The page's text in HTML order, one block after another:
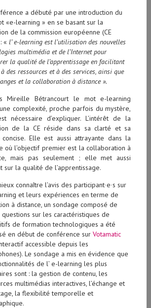
a débuté par une introduction du
«e-learning » en se basant sur la
de la commission européenne (CE
« l’ e-learning est l’utilisation des nouvelles
multimédia et de l’Internet pour
la qualité de l’apprentissage en facilitant
à des ressources et à des services, ainsi que
et la collaboration à distance ».
Mireille Bétrancourt le mot e-learning
complexité, proche parfois du mystère,
nécessaire d’expliquer. L’intérêt de la
de la CE réside dans sa clarté et sa
Elle est aussi attrayante dans la
où l’objectif premier est la collaboration à
mais pas seulement ; elle met aussi
sur la qualité de l’apprentissage.
connaître l’avis des participant∙e∙s sur
et leurs expériences en terme de
à distance, un sondage composé de
sur les caractéristiques de
de formation technologiques a été
en début de conférence sur Votamatic
accessible depuis les
Le sondage a mis en évidence que
de l’ e-learning les plus
sont : la gestion de contenu, les
multimédias interactives, l’échange et
la flexibilité temporelle et